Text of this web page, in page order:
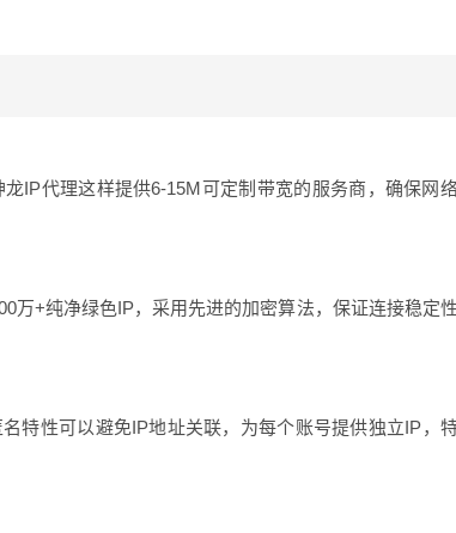
IP代理这样提供6-15M可定制带宽的服务商，确保网
万+纯净绿色IP，采用先进的加密算法，保证连接稳定性
特性可以避免IP地址关联，为每个账号提供独立IP，